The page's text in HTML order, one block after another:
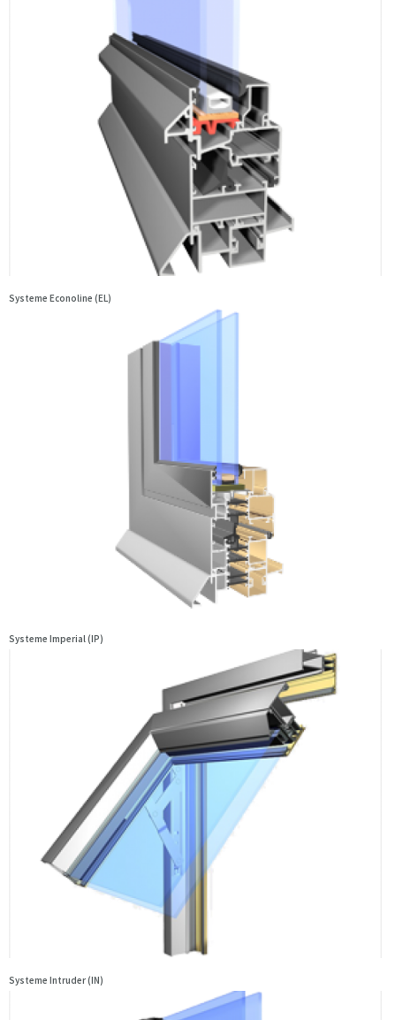
Systeme Econoline (EL)
Systeme Imperial (IP)
Systeme Intruder (IN)